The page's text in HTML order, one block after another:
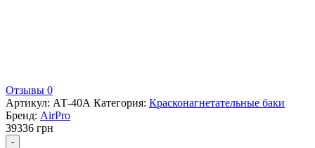
Отзывы 0
Артикул: АТ-40А Категория: Красконагнетательные баки
Бренд: AirPro
39336 грн
- Количество